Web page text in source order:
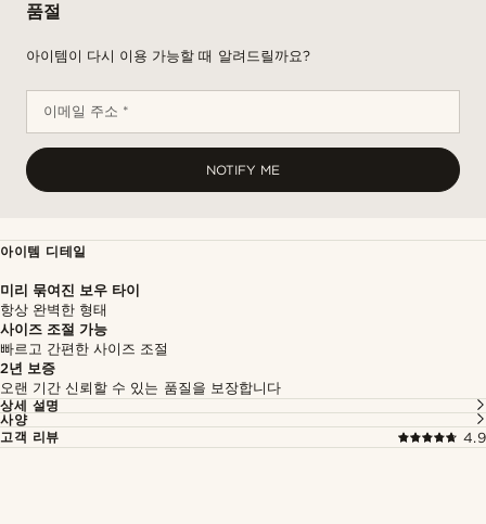
품절
아이템이 다시 이용 가능할 때 알려드릴까요?
이메일 주소 *
NOTIFY ME
아이템 디테일
미리 묶여진 보우 타이
항상 완벽한 형태
사이즈 조절 가능
빠르고 간편한 사이즈 조절
2년 보증
오랜 기간 신뢰할 수 있는 품질을 보장합니다
상세 설명
사양
고객 리뷰
4.9